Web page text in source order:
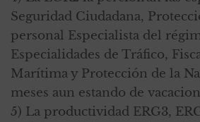
Seguridad Ciudadana,
personal Especialista del
Especialidades de Tráfico,
Marítima y Protección de la
meses aun estando de
5) La productividad ERG3,